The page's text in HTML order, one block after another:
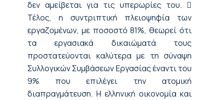
δεν αμείβεται για τις υπερωρίες του. 
Τέλος, η συντριπτική πλειοψηφία των
εργαζομένων, με ποσοστό 81%, θεωρεί ότι
τα εργασιακά δικαιώματά τους
προστατεύονται καλύτερα με τη σύναψη
Συλλογικών Συμβάσεων Εργασίας έναντι του
9% που επιλέγει την ατομική
διαπραγμάτευση. Η ελληνική οικονομία και